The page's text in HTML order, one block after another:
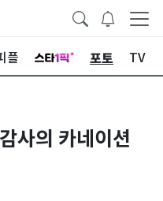
플 포토 TV
사의 카네이션